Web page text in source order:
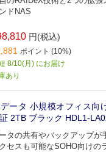
ドNAS
円(税込)
ポイント (10%)
8/10(月) にお届け
あり
ータ 小規模オフィス向
2TB ブラック HDL1-
タの共有やバックアップが
セスも可能なSOHO向けの